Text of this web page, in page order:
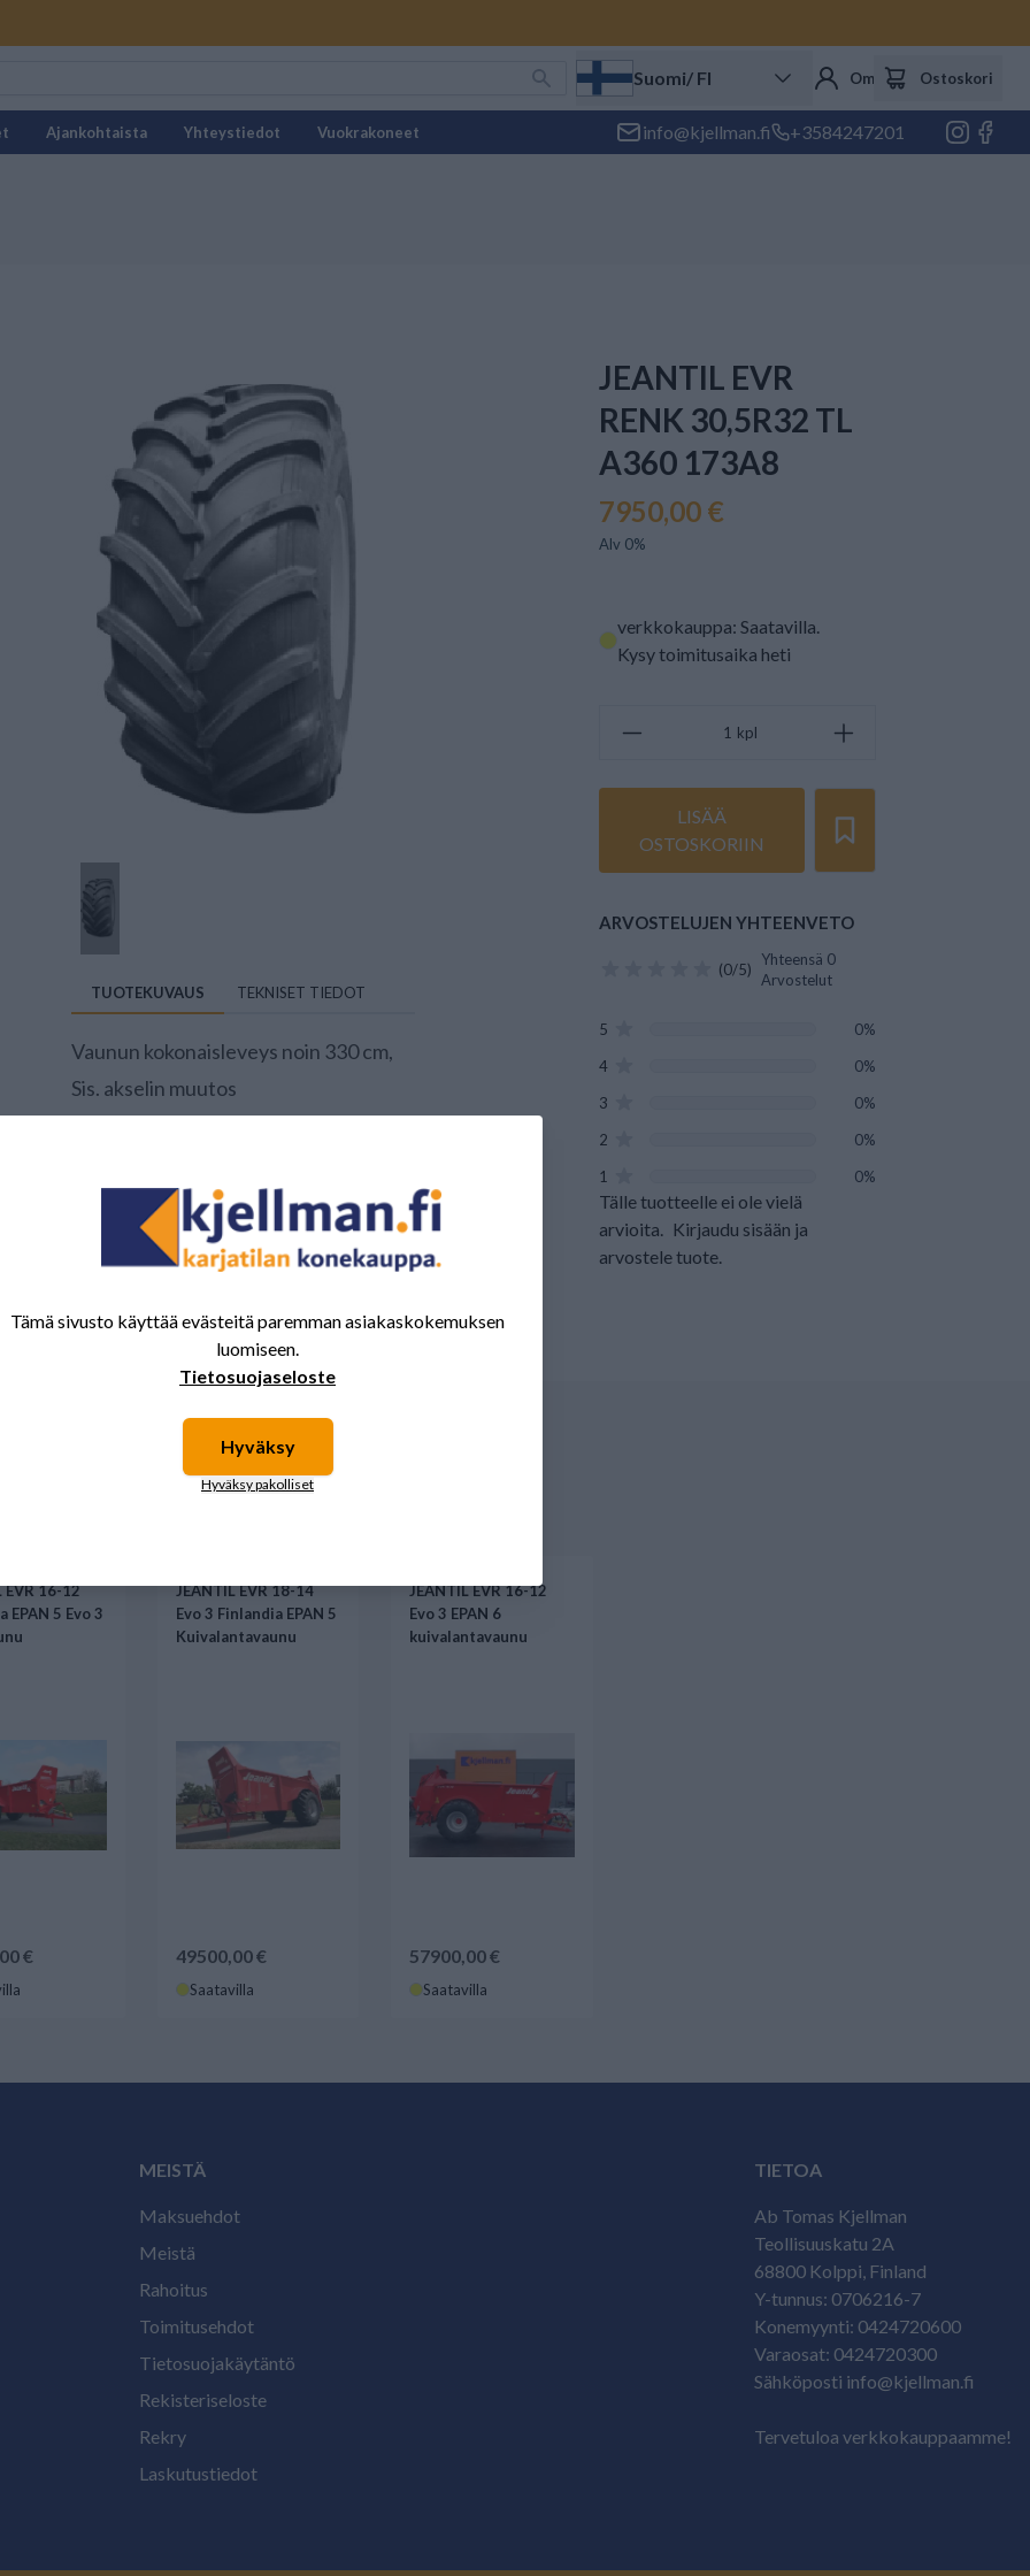
Suomi/ FI Oma tili Ostoskori
Ajankohtaista Yhteystiedot Vuokrakoneet info@kjellman.fi +3584247201
TUOTEKUVAUS TEKNISET TIEDOT
Vaunun kokonaisleveys noin 330 cm,
Sis. akselin muutos
JEANTIL EVR
RENK 30,5R32 TL
A360 173A8
7950,00 €
Alv 0%
verkkokauppa: Saatavilla.
Kysy toimitusaika heti
kpl
LISÄÄ
OSTOSKORIIN
ARVOSTELUJEN YHTEENVETO
(0/5)
Yhteensä 0
Arvostelut
5
0%
4
0%
3
0%
2
0%
1
0%
Tälle tuotteelle ei ole vielä
arvioita. Kirjaudu sisään ja
arvostele tuote.
kiinnostaa myös nämä tuotteet.
EVR 16-12
EPAN 5 Evo 3
€
JEANTIL EVR 18-14
Evo 3 Finlandia EPAN 5
Kuivalantavaunu
49500,00 €
Saatavilla
JEANTIL EVR 16-12
Evo 3 EPAN 6
kuivalantavaunu
57900,00 €
Saatavilla
MEISTÄ
Maksuehdot
Meistä
Rahoitus
Toimitusehdot
Tietosuojakäytäntö
Rekisteriseloste
Rekry
Laskutustiedot
TIETOA
Ab Tomas Kjellman
Teollisuuskatu 2A
68800 Kolppi, Finland
Y-tunnus: 0706216-7
Konemyynti: 0424720600
Varaosat: 0424720300
Sähköposti info@kjellman.fi
Tervetuloa verkkokauppaamme!
Tämä sivusto käyttää evästeitä paremman asiakaskokemuksen
luomiseen.
Tietosuojaseloste
Hyväksy
Hyväksy pakolliset